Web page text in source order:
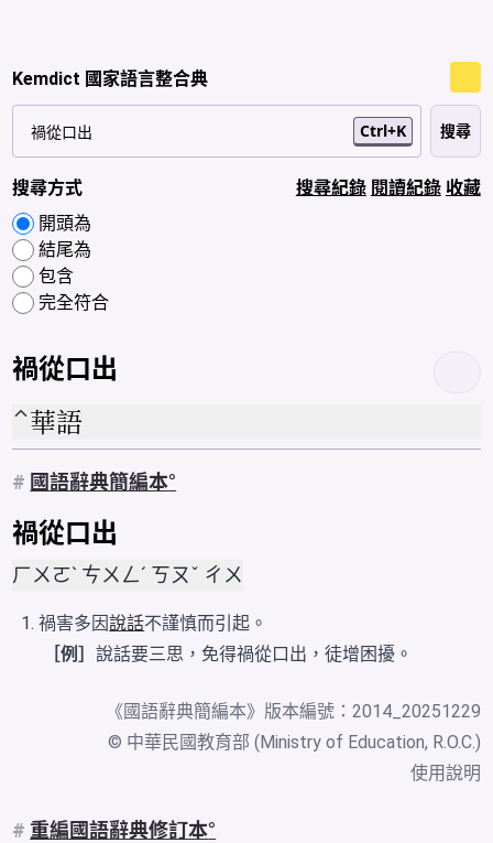
Kemdict 國家語言整合典
Ctrl+K
搜尋方式
開頭為
結尾為
包含
完全符合
搜尋紀錄 閱讀紀錄 收藏
禍從口出
華語
# 國語辭典簡編本
禍從口出
ㄏㄨㄛˋ ㄘㄨㄥˊ ㄎㄡˇ ㄔㄨ
禍害多因說話不謹慎而引起。
［例］說話要三思，免得禍從口出，徒增困擾。
《國語辭典簡編本》版本編號：2014_20251229
© 中華民國教育部 (Ministry of Education, R.O.C.)
使用說明
# 重編國語辭典修訂本